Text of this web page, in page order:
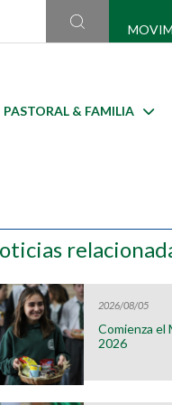
PASTORAL & FAMILIA
2026/08/05
Comienza el
2026